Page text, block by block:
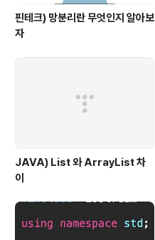
핀테크) 망분리란 무엇인지 알아보
자
JAVA) List 와 ArrayList 차
이